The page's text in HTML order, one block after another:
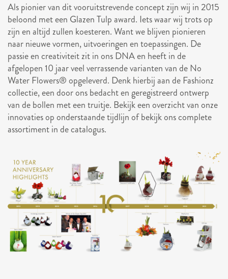
Als pionier van dit vooruitstrevende concept zijn wij in 2015
beloond met een Glazen Tulp award. Iets waar wij trots op
zijn en altijd zullen koesteren. Want we blijven pionieren
naar nieuwe vormen, uitvoeringen en toepassingen. De
passie en creativiteit zit in ons DNA en heeft in de
afgelopen 10 jaar veel verrassende varianten van de No
Water Flowers® opgeleverd. Denk hierbij aan de Fashionz
collectie, een door ons bedacht en geregistreerd ontwerp
van de bollen met een truitje. Bekijk een overzicht van onze
innovaties op onderstaande tijdlijn of bekijk ons complete
assortiment in de catalogus.